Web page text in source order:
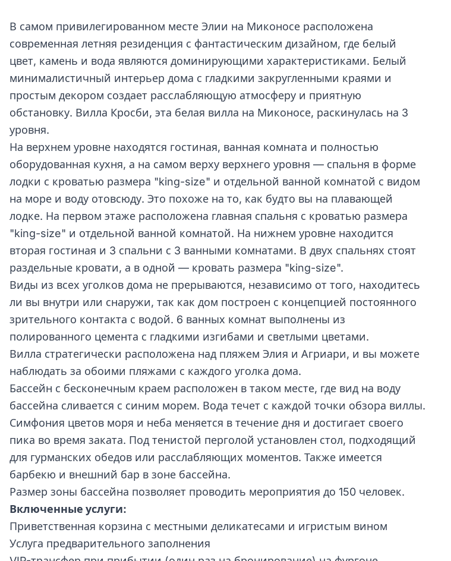
В самом привилегированном месте Элии на Миконосе расположена
современная летняя резиденция с фантастическим дизайном, где белый
цвет, камень и вода являются доминирующими характеристиками. Белый
минималистичный интерьер дома с гладкими закругленными краями и
простым декором создает расслабляющую атмосферу и приятную
обстановку. Вилла Кросби, эта белая вилла на Миконосе, раскинулась на 3
уровня.
На верхнем уровне находятся гостиная, ванная комната и полностью
оборудованная кухня, а на самом верху верхнего уровня — спальня в форме
лодки с кроватью размера "king-size" и отдельной ванной комнатой с видом
на море и воду отовсюду. Это похоже на то, как будто вы на плавающей
лодке. На первом этаже расположена главная спальня с кроватью размера
"king-size" и отдельной ванной комнатой. На нижнем уровне находится
вторая гостиная и 3 спальни с 3 ванными комнатами. В двух спальнях стоят
раздельные кровати, а в одной — кровать размера "king-size".
Виды из всех уголков дома не прерываются, независимо от того, находитесь
ли вы внутри или снаружи, так как дом построен с концепцией постоянного
зрительного контакта с водой. 6 ванных комнат выполнены из
полированного цемента с гладкими изгибами и светлыми цветами.
Вилла стратегически расположена над пляжем Элия и Агриари, и вы можете
наблюдать за обоими пляжами с каждого уголка дома.
Бассейн с бесконечным краем расположен в таком месте, где вид на воду
бассейна сливается с синим морем. Вода течет с каждой точки обзора виллы.
Симфония цветов моря и неба меняется в течение дня и достигает своего
пика во время заката. Под тенистой перголой установлен стол, подходящий
для гурманских обедов или расслабляющих моментов. Также имеется
барбекю и внешний бар в зоне бассейна.
Размер зоны бассейна позволяет проводить мероприятия до 150 человек.
Включенные услуги:
Приветственная корзина с местными деликатесами и игристым вином
Услуга предварительного заполнения